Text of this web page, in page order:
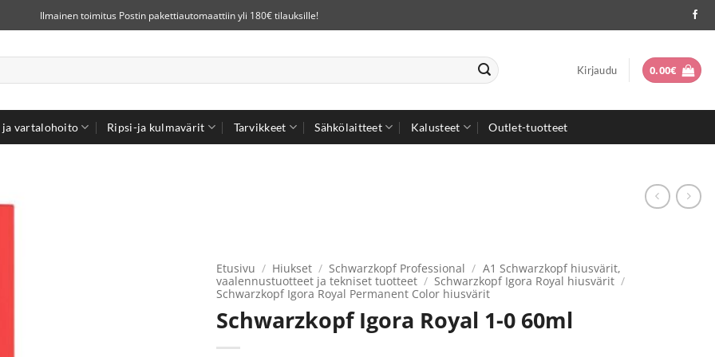
Ilmainen toimitus Postin pakettiautomaattiin yli 180€ tilauksille!
Kirjaudu 0.00€
ja vartalohoito Ripsi-ja kulmavärit Tarvikkeet Sähkölaitteet Kalusteet Outlet-tuotteet
Etusivu / Hiukset / Schwarzkopf Professional / A1 Schwarzkopf hiusvärit,
vaalennustuotteet ja tekniset tuotteet / Schwarzkopf Igora Royal hiusvärit /
Schwarzkopf Igora Royal Permanent Color hiusvärit
Schwarzkopf Igora Royal 1-0 60ml